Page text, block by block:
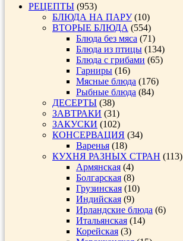
РЕЦЕПТЫ (953)
БЛЮДА НА ПАРУ(10)
ВТОРЫЕ БЛЮДА (554)
Блюда без мяса (71)
Блюда из птицы (134)
Блюда с грибами (65)
Гарниры (16)
Мясные блюда (176)
Рыбные блюда (84)
ДЕСЕРТЫ (38)
ЗАВТРАКИ (31)
ЗАКУСКИ (102)
КОНСЕРВАЦИЯ (34)
Варенья (18)
КУХНЯ РАЗНЫХ СТРАН (113)
Армянская (4)
Болгарская (8)
Грузинская (10)
Индийская (9)
Ирландские блюда (6)
Итальянская (14)
Корейская (3)